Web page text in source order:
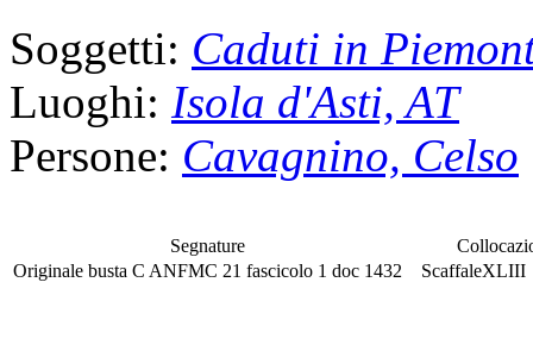
Soggetti: Caduti in
Luoghi: Isola d'Asti, AT
Persone: Cavagnino, Celso
Segnature
Originale busta C ANFMC 21 fascicolo 1 doc 1432
Scaffale